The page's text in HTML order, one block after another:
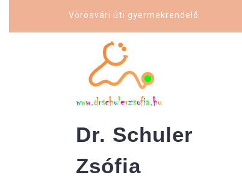
content
Vörösvári úti gyermekrendelő
Dr. Schuler
Zsófia